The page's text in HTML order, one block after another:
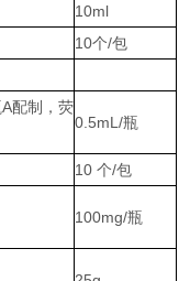
10ml
10个/包
配制，荧
0.5mL/瓶
10 个/包
100mg/瓶